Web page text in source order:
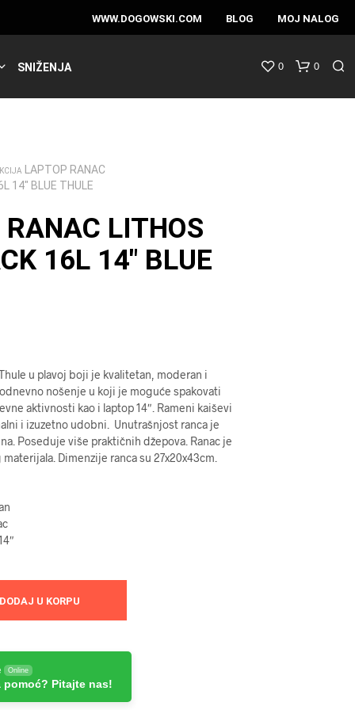
WWW.DOGOWSKI.COM BLOG MOJ NALOG
SNIŽENJA 0 0
LAPTOP RANAC
14″ BLUE THULE
LITHOS
16L 14″ BLUE
u plavoj boji je kvalitetan, moderan i
nošenje u koji je moguće spakovati
aktivnosti kao i laptop 14″. Rameni kaiševi
i izuzetno udobni. Unutrašnjost ranca je
Poseduje više praktičnih džepova. Ranac je
Dimenzije ranca su 27x20x43cm.
DODAJ U KORPU
Online
pomoć? Pitajte nas!